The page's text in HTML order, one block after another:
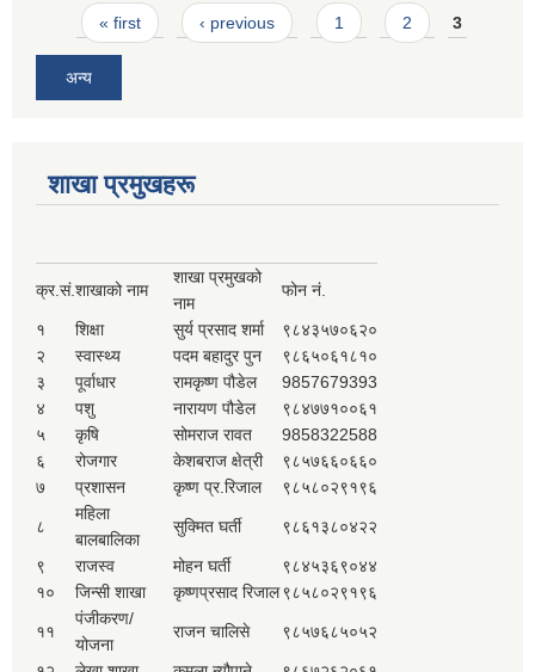
Pages
« first ‹ previous 1 2 3
अन्य
शाखा प्रमुखहरू
क्र.सं.शाखाको नाम
शाखा प्रमुखको
नाम
फोन नं.
१ शिक्षा सुर्य प्रसाद शर्मा
९८४३५७०६२०
२
स्वास्थ्य पदम बहादुर पुन
९८६५०६१८१०
३
पूर्वाधार रामकृष्ण पौडेल
9857679393
४
पशु नारायण पौडेल
९८४७७१००६१
५
कृषि सोमराज रावत
9858322588
६
रोजगार केशबराज क्षेत्री
९८५७६६०६६०
७
प्रशासन कृष्ण प्र.रिजाल ९८५८०२९१९६
८
महिला
बालबालिका
सुक्मित घर्ती ९८६१३८०४२२
९ राजस्व मोहन घर्ती
९८४५३६९०४४
१०
जिन्सी शाखा कृष्णप्रसाद रिजाल९८५८०२९१९६
११
पंजीकरण/
योजना
राजन चालिसे ९८५७६८५०५२